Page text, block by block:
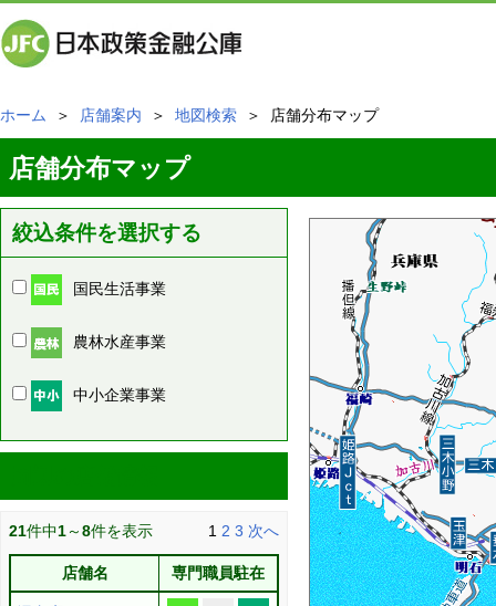
ホーム ＞ 店舗案内 ＞ 地図検索 ＞ 店舗分布マップ
店舗分布マップ
絞込条件を選択する
国民生活事業
農林水産事業
中小企業事業
21件中1～8件を表示 1 2 3 次へ
店舗名 専門職員駐在